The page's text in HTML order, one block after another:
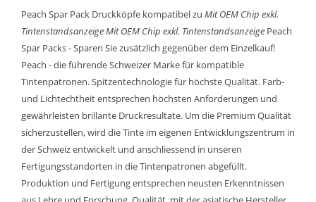
Peach Spar Pack Druckköpfe kompatibel zu Mit OEM Chip exkl.
TintenstandsanzeigeMit OEM Chip exkl. Tintenstandsanzeige Peach
Spar Packs - Sparen Sie zusätzlich gegenüber dem Einzelkauf!
Peach - die führende Schweizer Marke für kompatible
Tintenpatronen. Spitzentechnologie für höchste Qualität. Farb-
und Lichtechtheit entsprechen höchsten Anforderungen und
gewährleisten brillante Druckresultate. Um die Premium Qualität
sicherzustellen, wird die Tinte im eigenen Entwicklungszentrum in
der Schweiz entwickelt und anschliessend in unseren
Fertigungsstandorten in die Tintenpatronen abgefüllt.
Produktion und Fertigung entsprechen neusten Erkenntnissen